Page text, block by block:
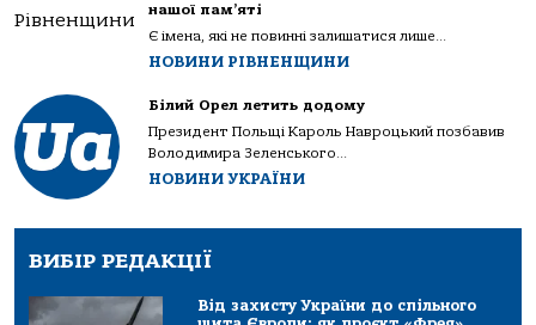
нашої пам’яті
Є імена, які не повинні залишатися лише...
НОВИНИ РІВНЕНЩИНИ
Білий Орел летить додому
Президент Польщі Кароль Навроцький позбавив
Володимира Зеленського...
НОВИНИ УКРАЇНИ
ВИБІР РЕДАКЦІЇ
Від захисту України до спільного